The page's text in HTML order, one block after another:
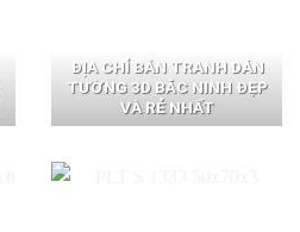
ĐỊA CHỈ BÁN TRANH DÁN
TƯỜNG 3D BẮC NINH ĐẸP
VÀ RẺ NHẤT